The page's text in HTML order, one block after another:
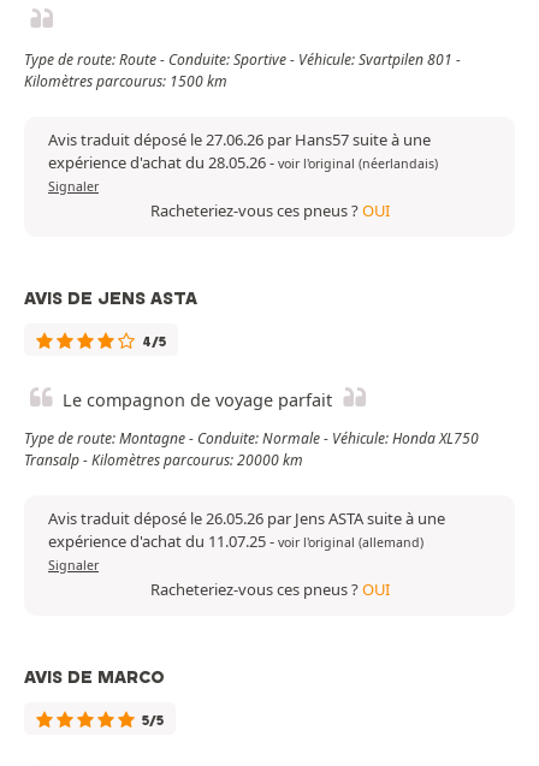
Type de route: Route - Conduite: Sportive - Véhicule: Svartpilen 801 -
Kilomètres parcourus: 1500 km
Avis traduit déposé le 27.06.26 par Hans57 suite à une
expérience d'achat du 28.05.26- voir l'original (néerlandais)
Signaler
Racheteriez-vous ces pneus ?OUI
AVIS DE JENS ASTA
4/5
Le compagnon de voyage parfait
Type de route: Montagne - Conduite: Normale - Véhicule: Honda XL750
Transalp - Kilomètres parcourus: 20000 km
Avis traduit déposé le 26.05.26 par Jens ASTA suite à une
expérience d'achat du 11.07.25- voir l'original (allemand)
Signaler
Racheteriez-vous ces pneus ?OUI
AVIS DE MARCO
5/5